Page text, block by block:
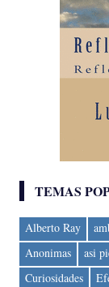
TEMAS
Alberto Ray
Anonimas
asi
Curiosidades